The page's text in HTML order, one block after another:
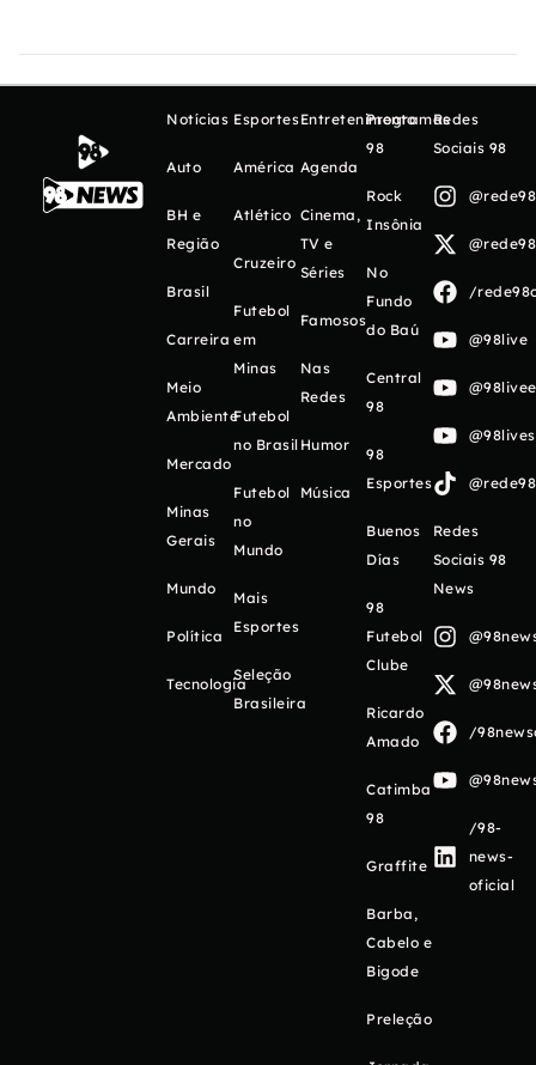
Notícias
Auto
BH e
Região
Brasil
Carreira
Meio
Ambiente
Mercado
Minas
Gerais
Mundo
Política
Tecnologia
Esportes
América
Atlético
Cruzeiro
Futebol
em
Minas
Futebol
no Brasil
Futebol
no
Mundo
Mais
Esportes
Seleção
Brasileira
Entretenimento
Agenda
Cinema,
TV e
Séries
Famosos
Nas
Redes
Humor
Música
Programas
98
Rock
Insônia
No
Fundo
do Baú
Central
98
98
Esportes
Buenos
Días
98
Futebol
Clube
Ricardo
Amado
Catimba
98
Graffite
Barba,
Cabelo e
Bigode
Preleção
Redes
Sociais 98
/
@98live
Redes
Sociais 98
News
/
/98-
news-
oficial